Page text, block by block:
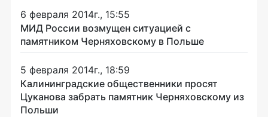
6 февраля 2014г., 15:55
МИД России возмущен ситуацией с
памятником Черняховскому в Польше
5 февраля 2014г., 18:59
Калининградские общественники просят
Цуканова забрать памятник Черняховскому из
Польши